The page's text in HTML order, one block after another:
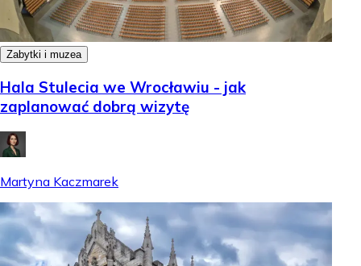
Zabytki i muzea
Hala Stulecia we Wrocławiu - jak
zaplanować dobrą wizytę
Martyna Kaczmarek